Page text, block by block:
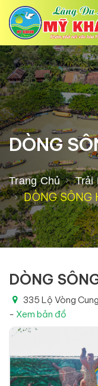
DÒNG
Trang Chủ Trải
DÒNG SÔNG
DÒNG
335 Lộ Vòng
- Xem bản đồ